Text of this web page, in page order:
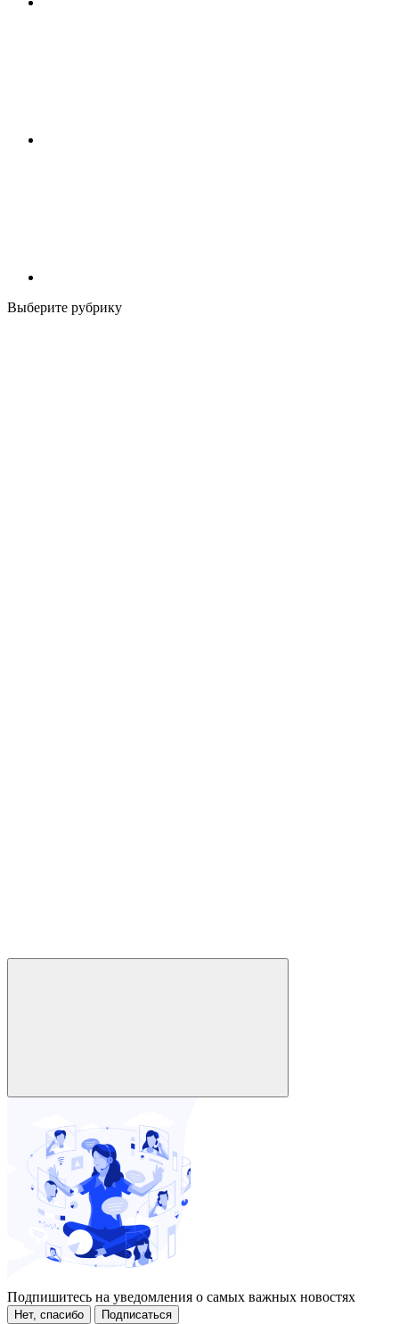
Выберите рубрику
Подпишитесь на уведомления о самых важных новостях
Нет, спасибо Подписаться